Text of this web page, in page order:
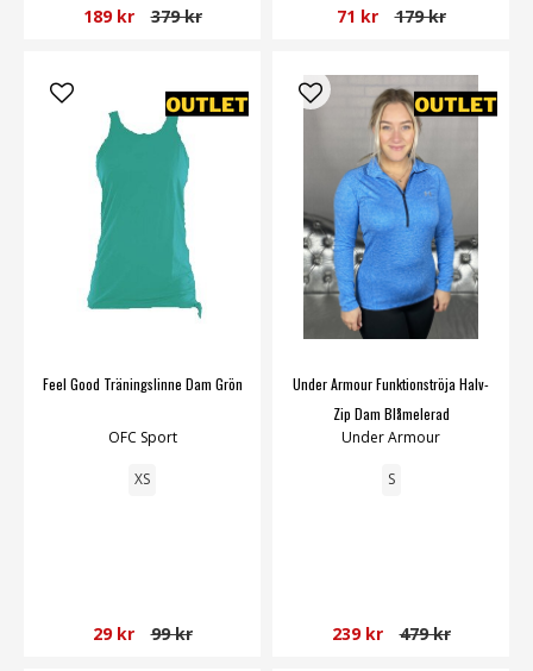
189 kr 379 kr 71 kr 179 kr
Feel Good Träningslinne Dam Grön
OFC Sport
XS
29 kr 99 kr
Under Armour Funktionströja Halv-
Zip Dam Blåmelerad
Under Armour
S
239 kr 479 kr